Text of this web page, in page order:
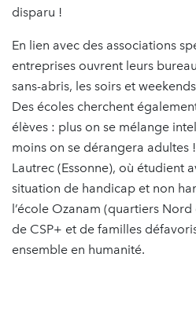
disparu !
En lien avec des associations
entreprises ouvrent leurs
sans-abris, les soirs et
Des écoles cherchent
élèves : plus on se mélange
moins on se dérangera adultes
Lautrec (Essonne), où étudient
situation de handicap et non
l’école Ozanam (quartiers
de CSP+ et de familles
ensemble en humanité.